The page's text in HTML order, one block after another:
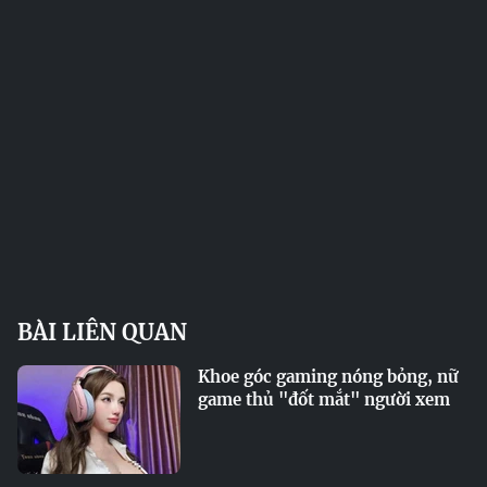
BÀI LIÊN QUAN
Khoe góc gaming nóng bỏng, nữ
game thủ "đốt mắt" người xem